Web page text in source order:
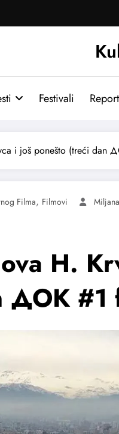
Festivali
i još ponešto (treći dan
Filma, Filmovi
H.
ДОК #1